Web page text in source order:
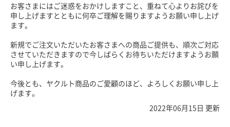
お客さまにはご迷惑をおかけしますこと、重ねて心よりお詫びを
申し上げますとともに何卒ご理解を賜りますようお願い申し上げ
ます。
新規でご注文いただいたお客さまへの商品ご提供も、順次ご対応
させていただきますので今しばらくお待ちいただけますようお願
い申し上げます。
今後とも、ヤクルト商品のご愛顧のほど、よろしくお願い申し上
げます。
2022年06月15日 更新